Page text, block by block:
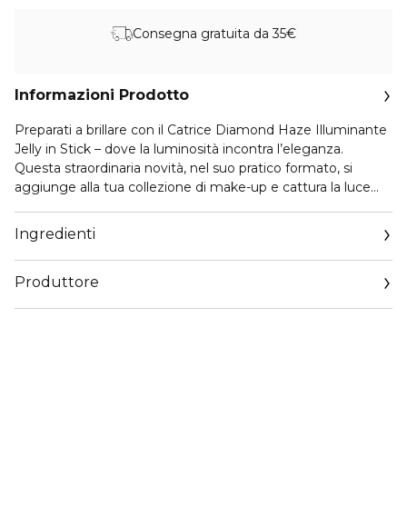
Consegna gratuita da 35€
Informazioni Prodotto
Preparati a brillare con il Catrice Diamond Haze Illuminante
Jelly in Stick – dove la luminosità incontra l’eleganza.
Questa straordinaria novità, nel suo pratico formato, si
aggiunge alla tua collezione di make-up e cattura la luce
una delicata tonalità rosé scintillante, si applica facilmente
sulla pelle. Grazie alla sua formula a base d’acqua, lo stick
illuminante dona una sensazione rinfrescante ovunque
venga applicato. Dona uno scintillio multidimensionale
Ingredienti
Produttore